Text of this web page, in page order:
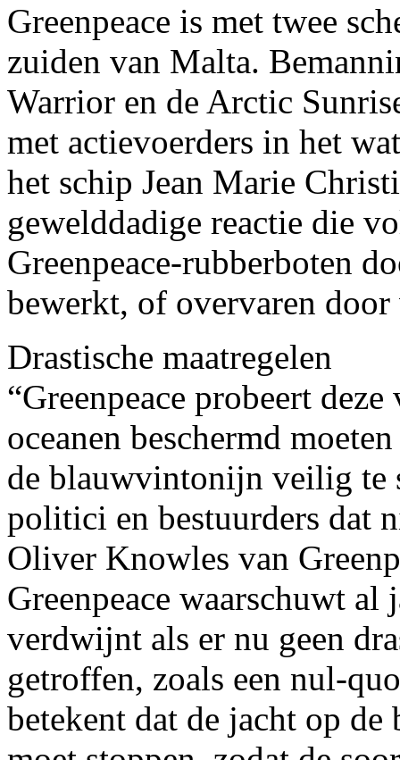
Greenpeace is met twee
zuiden van Malta.
Warrior en de Arctic
met actievoerders in het
het schip Jean Marie
gewelddadige reactie die
Greenpeace-rubberboten
bewerkt, of overvaren door
Drastische maatregelen
“Greenpeace probeert
oceanen beschermd
de blauwvintonijn veilig te
politici en bestuurders dat
Oliver Knowles van
Greenpeace waarschuwt
verdwijnt als er nu geen
getroffen, zoals een nul-
betekent dat de jacht op